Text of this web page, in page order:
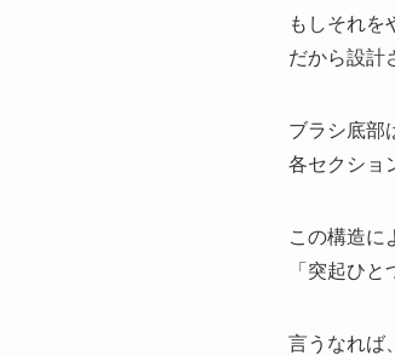
もしそれを
だから設計
ブラシ底部
各セクショ
この構造に
「突起ひ
言うなれば